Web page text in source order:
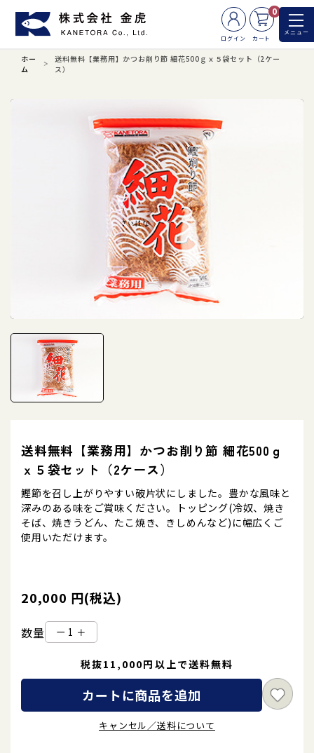
ログイン
0
カート
メニュー
ホー
ム
送料無料【業務用】かつお削り節 細花500ｇｘ５袋セット（2ケー
ス）
送料無料【業務用】かつお削り節 細花500ｇ
ｘ５袋セット（2ケース）
鰹節を召し上がりやすい破片状にしました。豊かな風味と
深みのある味をご賞味ください。トッピング(冷奴、焼き
そば、焼きうどん、たこ焼き、きしめんなど)に幅広くご
使用いただけます。
20,000 円(税込)
数量 ー ＋
税抜11,000円以上で送料無料
カートに商品を追加
キャンセル／送料について